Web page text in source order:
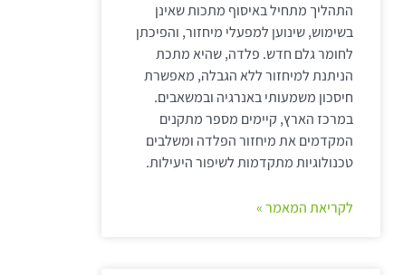
התהליך מתחיל באיסוף מתכות שאינן
בשימוש, שינוען למפעלי מיחזור, והפיכתן
לחומר גלם חדש. פלדה, שהיא מתכת
הניתנת למיחזור ללא הגבלה, מאפשרת
חיסכון משמעותי באנרגיה ובמשאבים.
במרכז הארץ, קיימים מספר מתקנים
המקדמים את מיחזור הפלדה ומשלבים
טכנולוגיות מתקדמות לשיפור היעילות.
לקריאת המאמר »